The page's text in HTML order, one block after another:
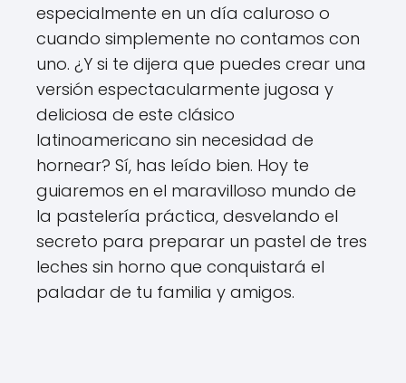
especialmente en un día caluroso o
cuando simplemente no contamos con
uno. ¿Y si te dijera que puedes crear una
versión espectacularmente jugosa y
deliciosa de este clásico
latinoamericano sin necesidad de
hornear? Sí, has leído bien. Hoy te
guiaremos en el maravilloso mundo de
la pastelería práctica, desvelando el
secreto para preparar un pastel de tres
leches sin horno que conquistará el
paladar de tu familia y amigos.